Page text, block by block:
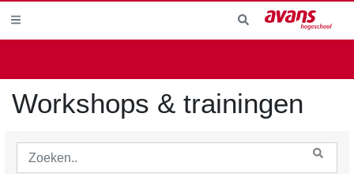
Workshops & trainingen